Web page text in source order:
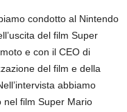
condotto al Nintendo
del film Super
e con il CEO di
del film e della
abbiamo
nel film Super Mario